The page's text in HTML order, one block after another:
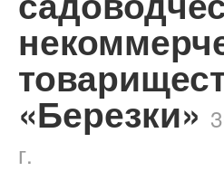
«Березки»
г.